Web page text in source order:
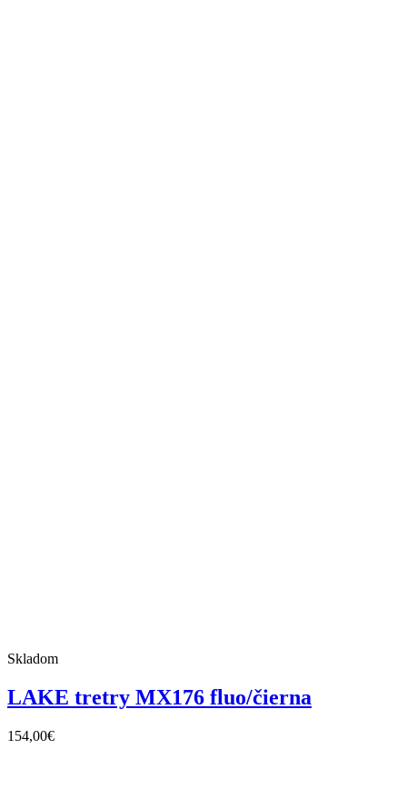
Skladom
LAKE tretry MX176 fluo/čierna
154,00€